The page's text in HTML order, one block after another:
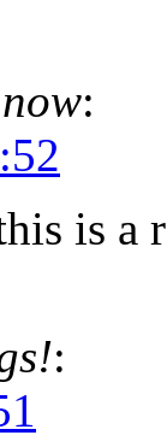
:
is a
: